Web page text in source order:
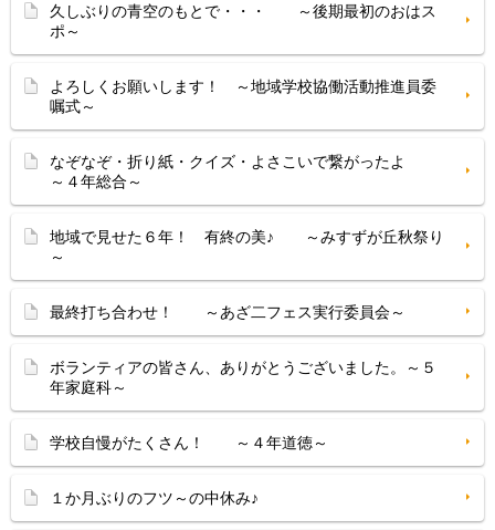
久しぶりの青空のもとで・・・ ～後期最初のおはス
ポ～
よろしくお願いします！ ～地域学校協働活動推進員委
嘱式～
なぞなぞ・折り紙・クイズ・よさこいで繋がったよ
～４年総合～
地域で見せた６年！ 有終の美♪ ～みすずが丘秋祭り
～
最終打ち合わせ！ ～あざ二フェス実行委員会～
ボランティアの皆さん、ありがとうございました。～５
年家庭科～
学校自慢がたくさん！ ～４年道徳～
１か月ぶりのフツ～の中休み♪